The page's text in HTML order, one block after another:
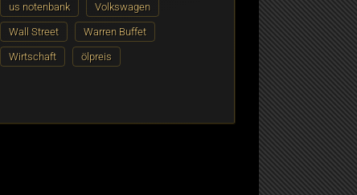
us notenbank Volkswagen
Wall Street Warren Buffet
Wirtschaft ölpreis